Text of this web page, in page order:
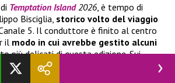
Temptation Island 2026 , è tempo di
Bisciglia, storico volto del viaggio
5. Il conduttore è finito al centro
il modo in cui avrebbe gestito alcuni
più delicati di questa edizione. Sui
spettatori hanno criticato il suo
in alcuni momenti